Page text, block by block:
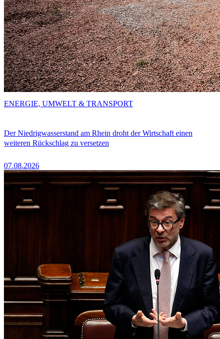
Der Niedrigwasserstand am Rhein droht der Wirtschaft einen
weiteren Rückschlag zu versetzen
07.08.2026
ENERGIE, UMWELT & TRANSPORT